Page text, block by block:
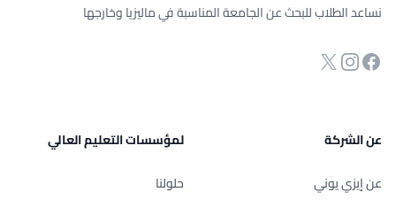
نساعد الطلاب للبحث عن الجامعة المناسبة في ماليزيا وخارجها
صفحة الفيسبوك
انستجرام
Twitter
عن الشركة
عن إيزي يوني
لمؤسسات التعليم العالي
حلولنا